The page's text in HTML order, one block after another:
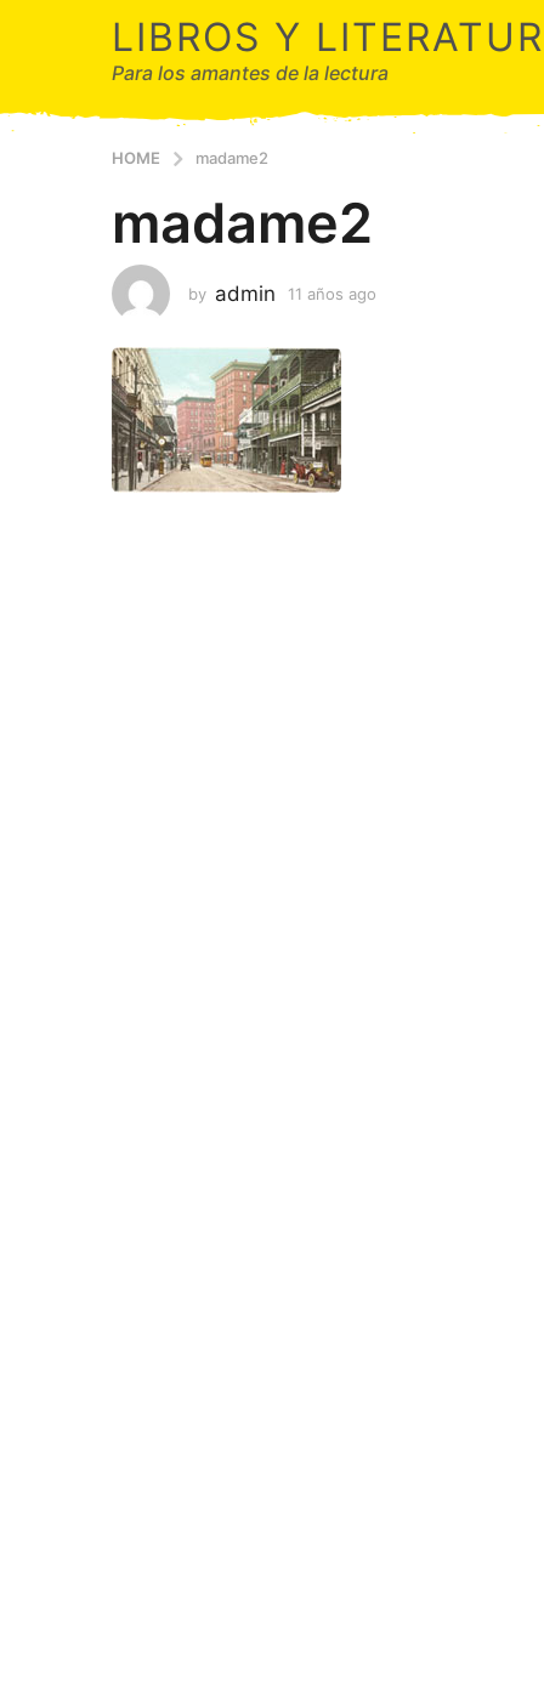
LIBROS Y
Para los amantes de la lectura
HOME madame2
madame2
by admin 11 años ago